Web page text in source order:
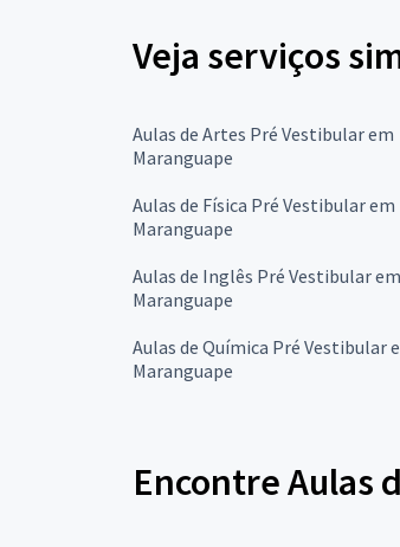
Veja serviços
Aulas de Artes Pré Vestibular em
Maranguape
Aulas de Física Pré Vestibular em
Maranguape
Aulas de Inglês Pré Vestibular em
Maranguape
Aulas de Química Pré Vestibular
Maranguape
Encontre Aulas